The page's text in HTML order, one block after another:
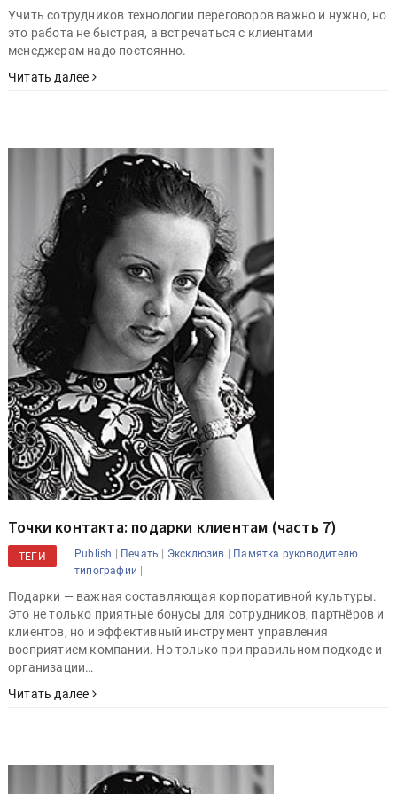
Учить сотрудников технологии переговоров важно и нужно, но
это работа не быстрая, а встречаться с клиентами
менеджерам надо постоянно.
Читать далее
Точки контакта: подарки клиентам (часть 7)
ТЕГИ Publish | Печать | Эксклюзив | Памятка руководителю
типографии |
Подарки — важная составляющая корпоративной культуры.
Это не только приятные бонусы для сотрудников, партнёров и
клиентов, но и эффективный инструмент управления
восприятием компании. Но только при правильном подходе и
организации…
Читать далее